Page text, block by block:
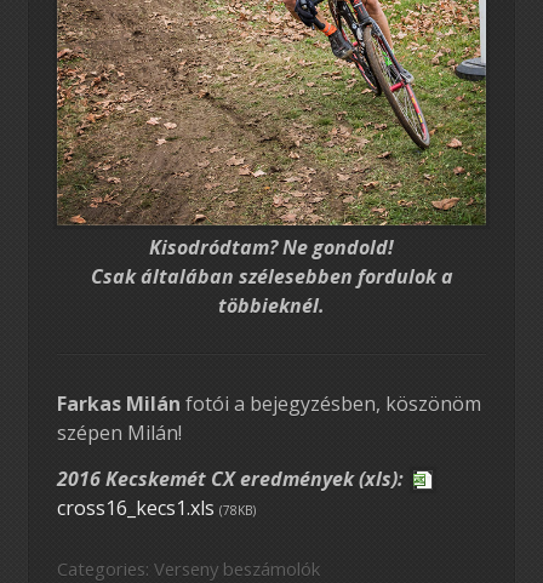
Kisodródtam? Ne gondold!
Csak általában szélesebben fordulok a
többieknél.
Farkas Milán fotói a bejegyzésben, köszönöm
szépen Milán!
2016 Kecskemét CX eredmények (xls):
cross16_kecs1.xls (78KB)
Categories: Verseny beszámolók